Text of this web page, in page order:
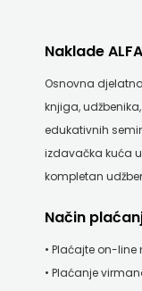
SV.ANTUNA
NAKLADA
ULIKS
HNŽ/K
NAŠA
Naklade
Osnovna
knjiga,
edukativnih
izdavačka kuća
kompletan
Način
• Plaćajte on-
• Plaćanje